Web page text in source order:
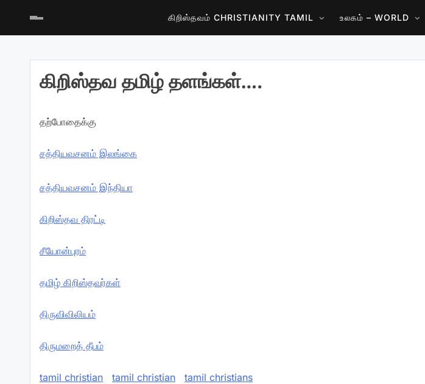
கிறிஸ்தவம் CHRISTIANITY TAMIL உலகம் – WORLD
கிறிஸ்தவ தமிழ் தளங்கள்….
தற்போதைக்கு
சத்தியவசனம் இலங்கை
சத்தியவசனம் இந்தியா
கிறிஸ்தவ திரட்டி
சீயோன்புரம்
தமிழ் கிறிஸ்தவர்கள்
திருவிவிலியம்
திருமறைத் தீபம்
tamil christian tamil christian tamil christians